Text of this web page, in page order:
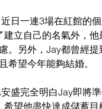
日一連3場在紅館的個
立自己的名氣外，
。另外，Jay都曾經
希望今年能夠結婚。
盛完全明白Jay即將
望他盡快達成儲蓄